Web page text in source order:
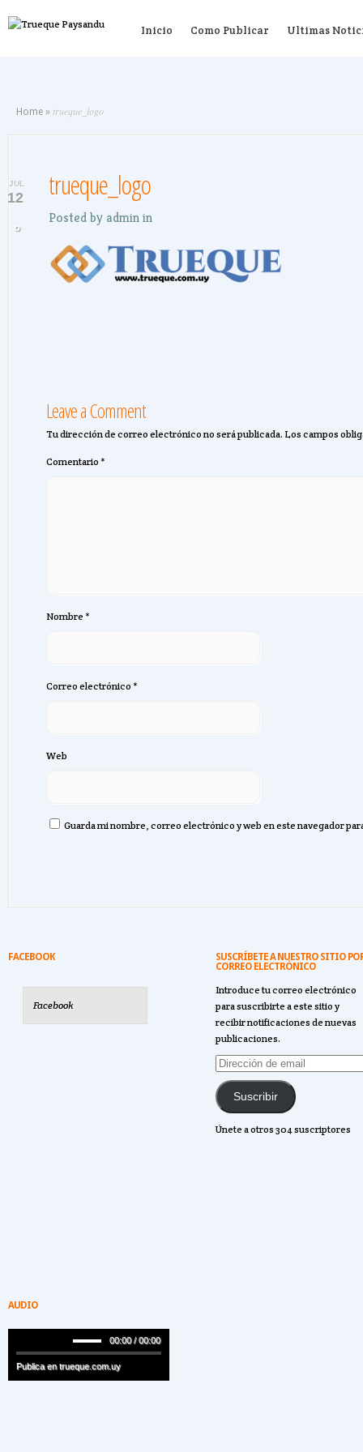
Inicio Como Publicar Ultimas
Home » trueque_logo
JUL
12
0
trueque_logo
Posted by adminin
Leave a Comment
Tu dirección de correo electrónico no será publicada. Los campos
Comentario *
Nombre *
Correo electrónico *
Web
Guarda mi nombre, correo electrónico y web en este navegador
FACEBOOK
Facebook
SUSCRÍBETE A NUESTRO SITIO
CORREO ELECTRÓNICO
Introduce tu correo electrónico
para suscribirte a este sitio y
recibir notificaciones de nuevas
publicaciones.
Dirección
de
emailSuscribir
Únete a otros 304 suscriptores
AUDIO
00:00 / 00:00
Publica en trueque.com.uy